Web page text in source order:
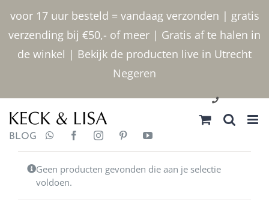
voor 17 uur besteld = vandaag verzonden | gratis
verzending bij €50,- of meer | Gratis af te halen in
de winkel | Bekijk de producten live in Utrecht
Negeren
inhoud
030 2400000
BLOG
Geen producten gevonden die aan je selectie
voldoen.